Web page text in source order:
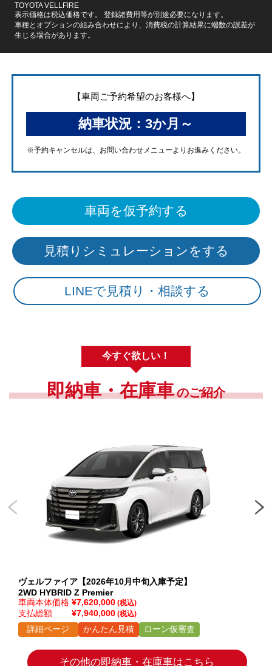
TOYOTA VELLFIRE
表示価格は税込価格です。 登録諸費用等が別途必要になります。
車種とオプションの組み合わせにより、消費税の計算結果に端数の誤差が
生じる場合があります。
【車両ご予約希望のお客様へ】
納車状況：3か月～
※予約キャンセルは、 お問い合わせメニューよりお進みください。
車両を仮予約する
見積りシミュレーションをする
LINEで見積り・相談する
今すぐ欲しい！
即納車・在庫車のご紹介
ヴェルファイア【2026年10月中旬入庫予定】
2WD HYBRID Z Premier
車両本体価格 ¥7,620,000 (税込)
支払総額 ¥7,940,000 (税込)
詳細ページ かんたん見積 ローン仮審査
その他の即納車・在庫車はこちら